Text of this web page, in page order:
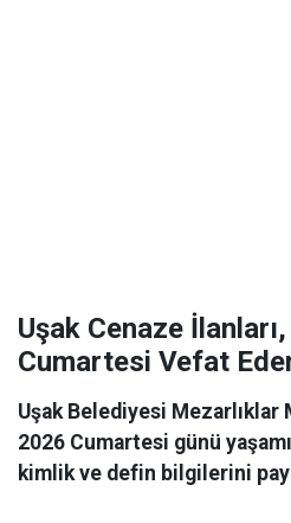
Uşak Cenaze
Cumartesi Vefat
Uşak Belediyesi
2026 Cumartesi günü
kimlik ve defin bilgilerini